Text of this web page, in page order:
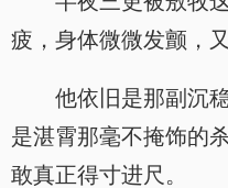
疲，身体微微发颤，
他依旧是那副沉
是湛霄那毫不掩饰的
敢真正得寸进尺。